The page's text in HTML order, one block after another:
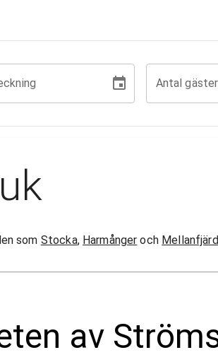
Antal gäster
som Stocka, Harmånger och
av